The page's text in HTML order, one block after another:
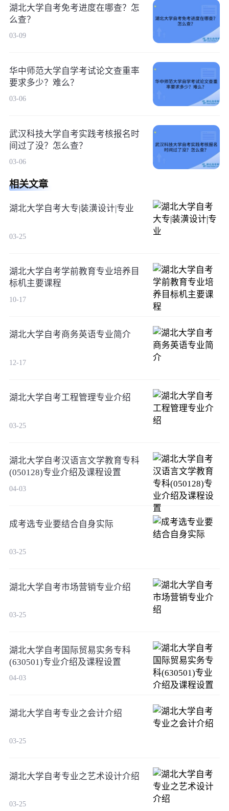
湖北大学自考免考进度在哪查？怎
么查？
03-09
华中师范大学自学考试论文查重率
要求多少？难么？
03-06
武汉科技大学自考实践考核报名时
间过了没？怎么查？
03-06
相关文章
湖北大学自考大专|装潢设计|专业
03-25
湖北大学自考学前教育专业培养目
标机主要课程
10-17
湖北大学自考商务英语专业简介
12-17
湖北大学自考工程管理专业介绍
03-25
湖北大学自考汉语言文学教育专科
(050128)专业介绍及课程设置
04-03
成考选专业要结合自身实际
03-25
湖北大学自考市场营销专业介绍
03-25
湖北大学自考国际贸易实务专科
(630501)专业介绍及课程设置
04-03
湖北大学自考专业之会计介绍
03-25
湖北大学自考专业之艺术设计介绍
03-25